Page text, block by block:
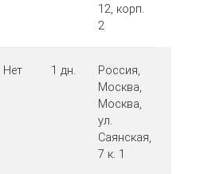
12, корп.
2
Нет 1 дн.
Россия,
Москва,
Москва,
ул.
Саянская,
7 к. 1